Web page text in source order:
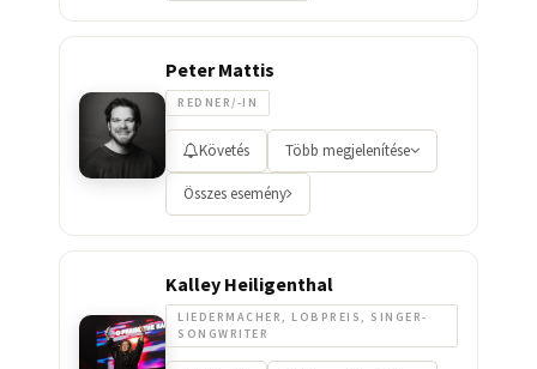
Peter Mattis
REDNER/-IN
Követés Több megjelenítése
Összes esemény
Kalley Heiligenthal
LIEDERMACHER, LOBPREIS, SINGER-
SONGWRITER